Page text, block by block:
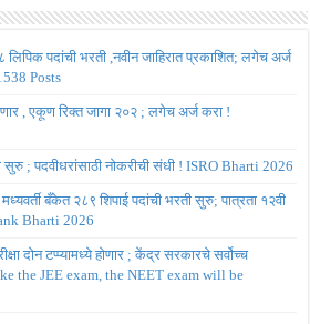
पदांची भरती ,नवीन जाहिरात प्रकाशित; लगेच अर्ज
Posts
, एकूण रिक्त जागा २०२ ; लगेच अर्ज करा !
सुरु ; पदवीधरांसाठी नोकरीची संधी ! ISRO Bharti 2026
बँकेत २८९ शिपाई पदांची भरती सुरु; पात्रता १२वी
Bharti 2026
दोन टप्प्यामध्ये होणार ; केंद्र सरकारचे सर्वोच्च
the JEE exam, the NEET exam will be